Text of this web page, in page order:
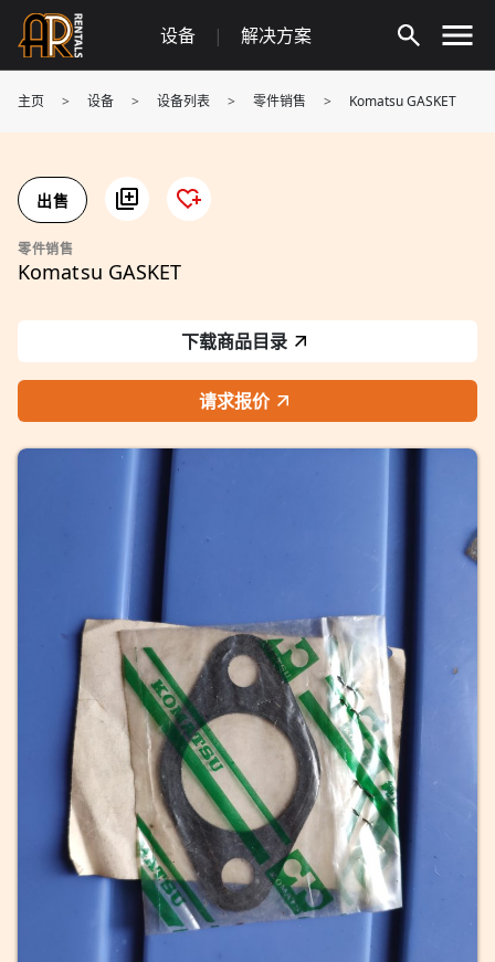
Skip
content
设备 | 解决方案
主页 > 设备 > 设备列表 > 零件销售 > Komatsu GASKET
出售
零件销售
Komatsu GASKET
下载商品目录
请求报价